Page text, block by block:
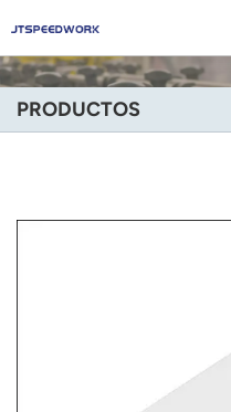
+86 -18681515767
PRODUCTOS